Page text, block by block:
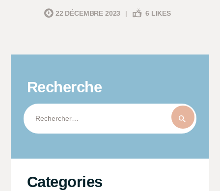
22 DÉCEMBRE 2023 | 6 LIKES
Recherche
Rechercher :
Categories